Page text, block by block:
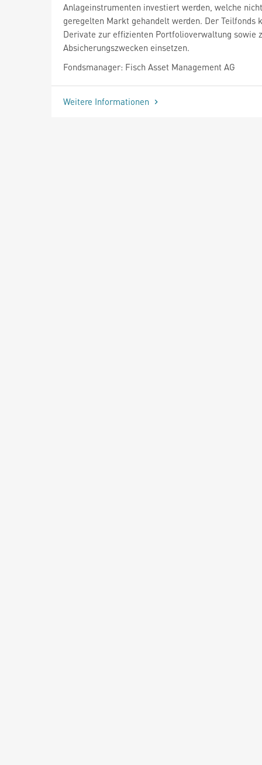
Anlageinstrumenten investiert werden, welche
geregelten Markt gehandelt werden. Der Teilfonds
Derivate zur effizienten Portfolioverwaltung sowie
Absicherungszwecken einsetzen.
Fondsmanager: Fisch Asset Management AG
Weitere Informationen